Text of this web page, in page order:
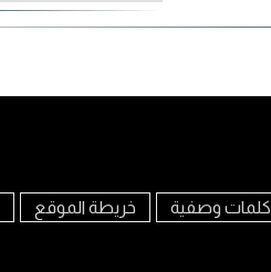
كلمات وصفية خريطة الموقع